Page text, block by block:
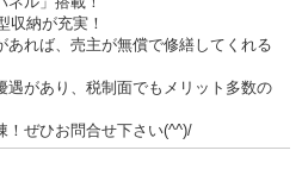
収納が充実！
あれば、売主が無償で修繕してくれる
遇があり、税制面でもメリット多数の
ぜひお問合せ下さい(^^)/